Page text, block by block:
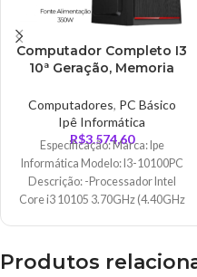
Computador Completo I3
10ª Geração, Memoria
350W, Monitor 18P,
Teclado e Mouse
Computadores, PC Básico
Ipê Informática
R$3.574,60
Especificação: Marca: Ipe
Informática Modelo: I3-10100PC
Descrição: -Processador Intel
Core i3 10105 3.70GHz (4.40GHz
Produtos